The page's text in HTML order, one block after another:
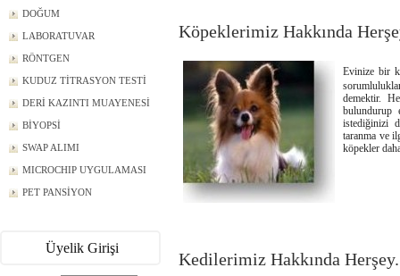
DOĞUM
LABORATUVAR
RÖNTGEN
KUDUZ TİTRASYON TESTİ
DERİ KAZINTI MUAYENESİ
BİYOPSİ
SWAP ALIMI
MICROCHIP UYGULAMASI
PET PANSİYON
Üyelik Girişi
Köpeklerimiz Hakkında
Evinize bir
demektir.
bulundurup
istediğinizi
taranma ve
köpekler
Kedilerimiz Hakkında